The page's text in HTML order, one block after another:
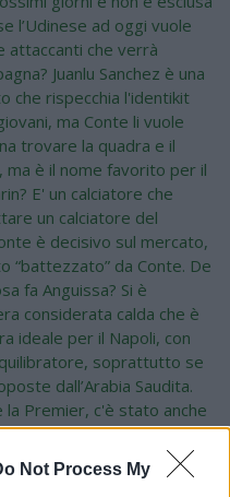
Not Process My
l’Udinese ad oggi vuole
attaccanti che verrà
Juanlu Sanchez è una
che rispecchia l'identikit
ma Conte li vuole
trovare la quadra e il
ma è il nome favorito per il
E' un calciatore che
un calciatore del
è decisivo sul mercato,
“battezzato” da Conte. De
fa Anguissa? Si è
considerata calda che è
ideale per il Napoli, con
soprattutto se
dall’Arabia Saudita.
la Premier, c'è stato anche
differenza la farà il
è questione di numeri,
Tutto dipenderà dalle